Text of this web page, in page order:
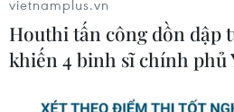
vietnamplus.vn
Houthi tấn công dồn dập
khiến 4 binh sĩ chính phủ